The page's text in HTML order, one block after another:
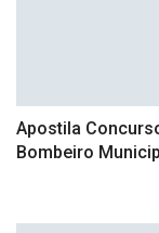
Apostila
Bombeiro